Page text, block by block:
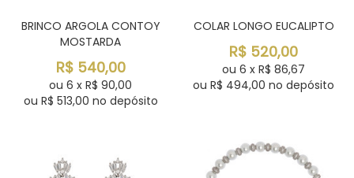
BRINCO ARGOLA CONTOY
MOSTARDA
R$ 540,00
ou 6 x R$ 90,00
ou R$ 513,00 no depósito
COLAR LONGO EUCALIPTO
R$ 520,00
ou 6 x R$ 86,67
ou R$ 494,00 no depósito